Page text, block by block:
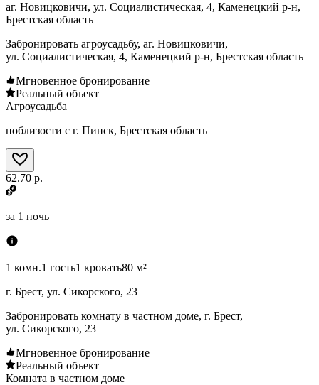
аг. Новицковичи, ул. Социалистическая, 4, Каменецкий р-н,
Брестская область
Забронировать агроусадьбу, аг. Новицковичи,
ул. Социалистическая, 4, Каменецкий р-н, Брестская область
Мгновенное бронирование
Реальный объект
Агроусадьба
поблизости с г. Пинск, Брестская область
62.70 р.
за 1 ночь
1 комн.1 гость1 кровать80 м²
г. Брест, ул. Сикорского, 23
Забронировать комнату в частном доме, г. Брест,
ул. Сикорского, 23
Мгновенное бронирование
Реальный объект
Комната в частном доме